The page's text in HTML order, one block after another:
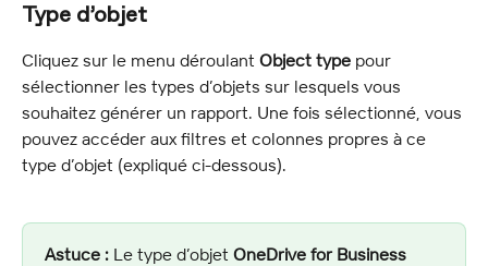
Type d’objet
Cliquez sur le menu déroulant Object type pour
sélectionner les types d’objets sur lesquels vous
souhaitez générer un rapport. Une fois sélectionné, vous
pouvez accéder aux filtres et colonnes propres à ce
type d’objet (expliqué ci-dessous).
Astuce : Le type d’objet OneDrive for Business